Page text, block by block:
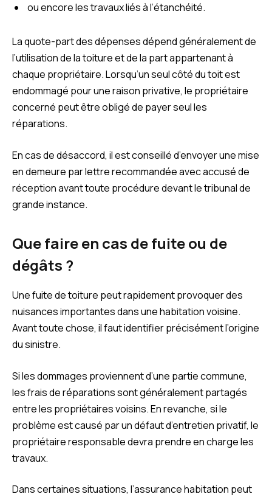
ou encore les travaux liés à l’étanchéité.
La quote-part des dépenses dépend généralement de
l’utilisation de la toiture et de la part appartenant à
chaque propriétaire. Lorsqu’un seul côté du toit est
endommagé pour une raison privative, le propriétaire
concerné peut être obligé de payer seul les
réparations.
En cas de désaccord, il est conseillé d’envoyer une mise
en demeure par lettre recommandée avec accusé de
réception avant toute procédure devant le tribunal de
grande instance.
Que faire en cas de fuite ou de
dégâts ?
Une fuite de toiture peut rapidement provoquer des
nuisances importantes dans une habitation voisine.
Avant toute chose, il faut identifier précisément l’origine
du sinistre.
Si les dommages proviennent d’une partie commune,
les frais de réparations sont généralement partagés
entre les propriétaires voisins. En revanche, si le
problème est causé par un défaut d’entretien privatif, le
propriétaire responsable devra prendre en charge les
travaux.
Dans certaines situations, l’assurance habitation peut